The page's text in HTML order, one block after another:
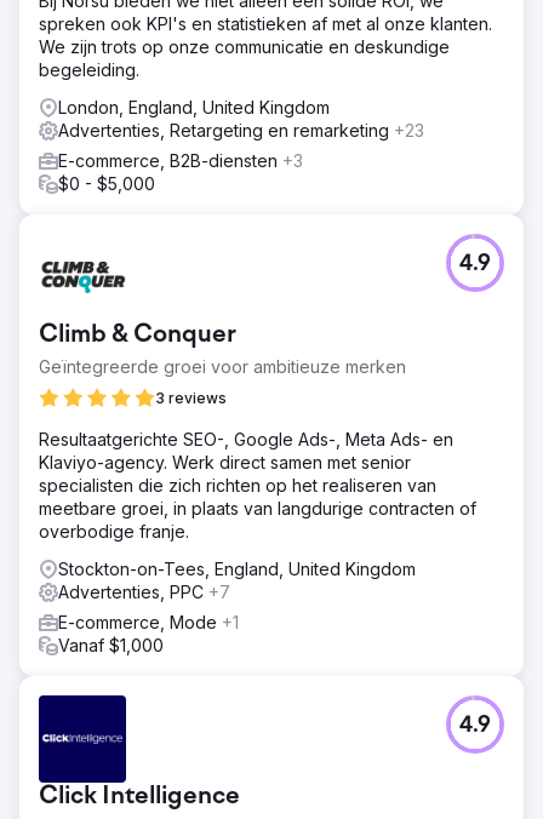
spreken ook KPI's en statistieken af met al onze klanten.
We zijn trots op onze communicatie en deskundige
begeleiding.
London, England, United Kingdom
Advertenties, Retargeting en remarketing +23
E-commerce, B2B-diensten +3
$0 - $5,000
Climb & Conquer
Geïntegreerde groei voor ambitieuze merken
3 reviews
4.9
Resultaatgerichte SEO-, Google Ads-, Meta Ads- en
Klaviyo-agency. Werk direct samen met senior
specialisten die zich richten op het realiseren van
meetbare groei, in plaats van langdurige contracten of
overbodige franje.
Stockton-on-Tees, England, United Kingdom
Advertenties, PPC +7
E-commerce, Mode +1
Vanaf $1,000
Click Intelligence
4.9